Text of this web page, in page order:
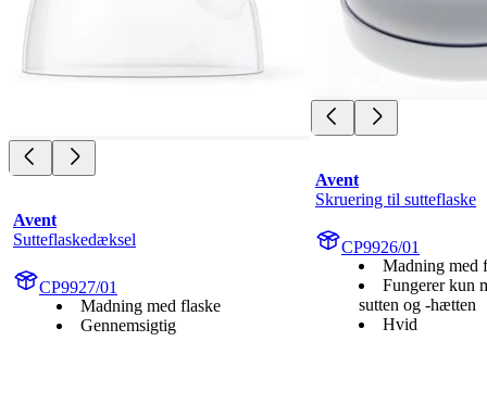
Avent
Sutteflaskedæksel
CP9927/01
Madning med flaske
Gennemsigtig
Avent
Skruering til sutteflaske
CP9926/01
Madning med
Fungerer kun
sutten og -hætten
Hvid